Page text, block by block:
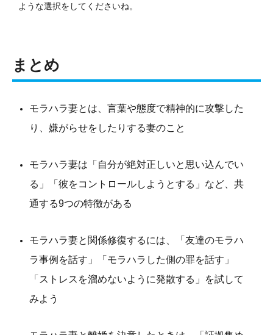
ような選択をしてくださいね。
まとめ
モラハラ妻とは、言葉や態度で精神的に攻撃した
り、嫌がらせをしたりする妻のこと
モラハラ妻は「自分が絶対正しいと思い込んでい
る」「彼をコントロールしようとする」など、共
通する9つの特徴がある
モラハラ妻と関係修復するには、「友達のモラハ
ラ事例を話す」「モラハラした側の罪を話す」
「ストレスを溜めないように発散する」を試して
みよう